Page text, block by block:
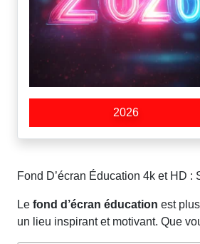
2026
Fond D’écran Éducation 4k et HD
Le fond d’écran éducation est
un lieu inspirant et motivant. Que